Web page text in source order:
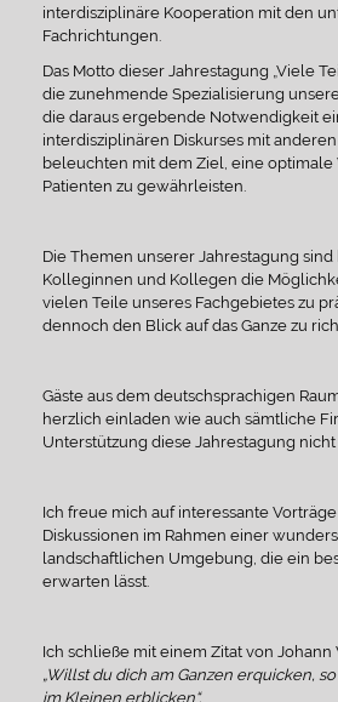
interdisziplinäre Kooperation mit den
Fachrichtungen.
Das Motto dieser Jahrestagung „Viele
die zunehmende Spezialisierung
die daraus ergebende Notwendigkeit
interdisziplinären Diskurses mit
beleuchten mit dem Ziel, eine
Patienten zu gewährleisten.
Die Themen unserer Jahrestagung
Kolleginnen und Kollegen die
vielen Teile unseres Fachgebietes zu
dennoch den Blick auf das Ganze zu
Gäste aus dem deutschsprachigen
herzlich einladen wie auch sämtliche
Unterstützung diese Jahrestagung
Ich freue mich auf interessante
Diskussionen im Rahmen einer
landschaftlichen Umgebung, die ein
erwarten lässt.
Ich schließe mit einem Zitat von
„Willst du dich am Ganzen erquicken,
im Kleinen erblicken“.